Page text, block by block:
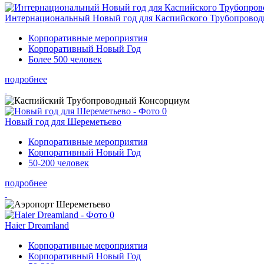
Интернациональный Новый год для Каспийского
Корпоративные мероприятия
Корпоративный Новый Год
Более 500 человек
подробнее
Новый год для Шереметьево
Корпоративные мероприятия
Корпоративный Новый Год
50-200 человек
подробнее
Haier Dreamland
Корпоративные мероприятия
Корпоративный Новый Год